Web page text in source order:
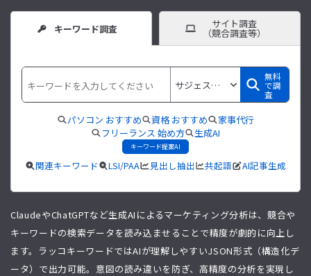
キーワード調査 サイト調査
（競合調査等）
無料
で調
査
パソコン おすすめ 資格 おすすめ
家事代行
フリーランス 始め方
生成AI
キーワード提案AI
関連キーワード LSI/PAA 見出し抽出 共起語 AI記事生成
ClaudeやChatGPTなど生成AIによるマーケティング分析は、競合や
キーワードの検索データを読み込ませることで精度が劇的に向上し
ます。ラッコキーワードではAIが理解しやすいJSON形式（構造化デ
ータ）で出力可能。意図の読み違いを防ぎ、高精度の分析を実現し